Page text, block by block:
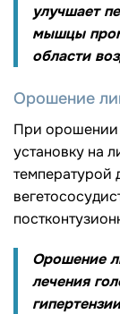
улучшает
мышцы
области
Орошение
При орошении
установку на
температурой
Орошение
лечения